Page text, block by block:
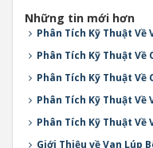
Những tin mới hơn
Phân Tích Kỹ Thuật Về
Phân Tích Kỹ Thuật Về
Phân Tích Kỹ Thuật Về
Phân Tích Kỹ Thuật Về
Phân Tích Kỹ Thuật Về
Giới Thiệu về Van Lúp